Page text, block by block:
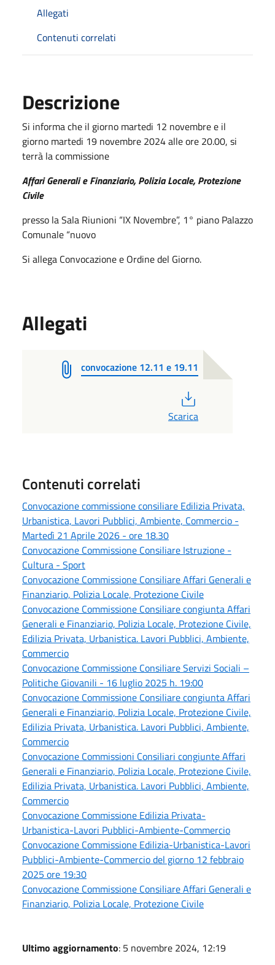
Allegati
Contenuti correlati
Descrizione
Si informa che il giorno martedi 12 novembre e il
giorno martedi 19 novembre 2024 alle ore 20.00, si
terrà la commissione
Affari Generali e Finanziario, Polizia Locale, Protezione
Civile
presso la Sala Riunioni “IX Novembre”, 1° piano Palazzo
Comunale “nuovo
Si allega Convocazione e Ordine del Giorno.
Allegati
convocazione 12.11 e 19.11
Scarica
Contenuti correlati
Convocazione commissione consiliare Edilizia Privata,
Urbanistica, Lavori Pubblici, Ambiente, Commercio -
Martedì 21 Aprile 2026 - ore 18.30
Convocazione Commissione Consiliare Istruzione -
Cultura - Sport
Convocazione Commissione Consiliare Affari Generali e
Finanziario, Polizia Locale, Protezione Civile
Convocazione Commissione Consiliare congiunta Affari
Generali e Finanziario, Polizia Locale, Protezione Civile,
Edilizia Privata, Urbanistica. Lavori Pubblici, Ambiente,
Commercio
Convocazione Commissione Consiliare Servizi Sociali –
Politiche Giovanili - 16 luglio 2025 h. 19:00
Convocazione Commissione Consiliare congiunta Affari
Generali e Finanziario, Polizia Locale, Protezione Civile,
Edilizia Privata, Urbanistica. Lavori Pubblici, Ambiente,
Commercio
Convocazione Commissioni Consiliari congiunte Affari
Generali e Finanziario, Polizia Locale, Protezione Civile,
Edilizia Privata, Urbanistica. Lavori Pubblici, Ambiente,
Commercio
Convocazione Commissione Edilizia Privata-
Urbanistica-Lavori Pubblici-Ambiente-Commercio
Convocazione Commissione Edilizia-Urbanistica-Lavori
Pubblici-Ambiente-Commercio del giorno 12 febbraio
2025 ore 19:30
Convocazione Commissione Consiliare Affari Generali e
Finanziario, Polizia Locale, Protezione Civile
Ultimo aggiornamento: 5 novembre 2024, 12:19